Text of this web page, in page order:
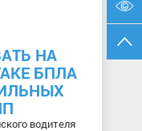
НА
БПЛА
водителя